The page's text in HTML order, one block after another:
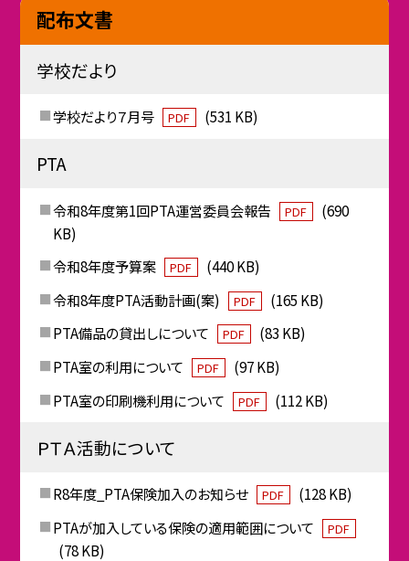
配布文書
学校だより
学校だより７月号 PDF (531 KB)
PTA
令和8年度第1回PTA運営委員会報告 PDF
(690
KB)
令和8年度予算案
PDF
(440 KB)
令和8年度PTA活動計画(案)
PDF
(165 KB)
PTA備品の貸出しについて
PDF
(83 KB)
PTA室の利用について
PDF
(97 KB)
PTA室の印刷機利用について
PDF (112 KB)
ＰＴＡ活動について
R8年度_PTA保険加入のお知らせ PDF
(128 KB)
PTAが加入している保険の適用範囲について
PDF
(78 KB)